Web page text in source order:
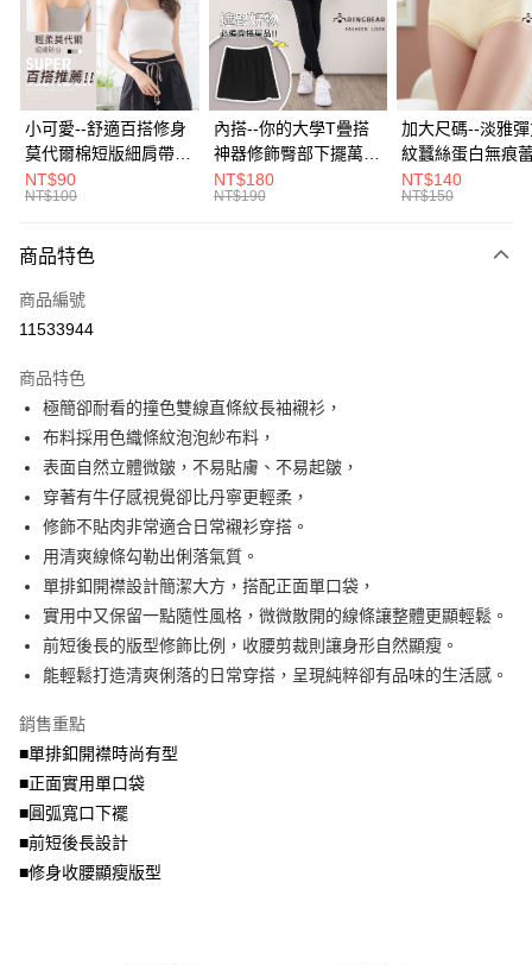
Apple Pay
街口支付
悠遊付
Google Pay
大哥付你分期
【大哥付你分期使用說明】
2.付款方式選擇「大哥付你分期」，訂單成立後會自動跳轉到大哥付的交易
流程，驗證手機門號後，選擇欲分期的期數、繳款截止日，確認付款後即完
3.實際核准額度、可分期數及費用金額請依後續交易確認頁面所載為準。
4.訂單成立30分鐘內，如未前往確認交易或遇審核未通過，訂單將自動取
消。如遇「轉專審核」未通過狀況，表示未達大哥付你分期系統評分，恕無
法說明評估內容。
1.分期款項不併入電信帳單，「大哥付你分期」於每月結算日後寄送繳費提
醒簡訊。
2.透過簡訊連結打開帳單後，可選擇「超商條碼／台灣大直營門市／銀行轉
帳／街口支付／iPASS MONEY」等通路繳費。
【注意事項】
用戶於交易時，得透過本服務購買商品或服務，並由商店將買賣／分期付款
買賣價金債權讓與本公司後，依約使用本公司帳單繳交帳款。
2.基於同意付款使用「大哥付你分期」之契約關係目的，商店將以您的個人
資料（包含姓名、電話或地址）提供予台灣大哥大進項蒐集、處理及利用，
3.完整用戶服務條款，請詳閱以下連結：
運送方式
全家取貨付款
每筆NT$70，滿NT$699(含以上)免運費
付款後全家取貨
7-11取貨付款
每筆NT$70，滿NT$799(含以上)免運費
付款後7-11取貨
每筆NT$70，滿NT$699(含以上)免運費
宅配
每筆NT$100，滿NT$1,000(含以上)免運費
小可愛--舒適百搭修身
莫代爾棉短版細肩帶素
色背心(白.黑.灰L-2L)-
U582眼圈熊中大尺碼
NT$90
NT$100
內搭--你的大學T疊搭
神器修飾臀部下擺萬用
內搭裙/遮臀裙(黑2L-
6L)-Q155眼圈熊中大
NT$180
NT$190
加大尺碼--淡雅
紋蠶絲蛋白無痕
角內褲(白.粉.藍.
3L)-L28眼圈熊中
NT$140
NT$150
商品特色
商品編號
11533944
商品特色
極簡卻耐看的撞色雙線直條紋長袖襯衫，
布料採用色織條紋泡泡紗布料，
表面自然立體微皺，不易貼膚、不易起皺，
穿著有牛仔感視覺卻比丹寧更輕柔，
修飾不貼肉非常適合日常襯衫穿搭。
用清爽線條勾勒出俐落氣質。
單排釦開襟設計簡潔大方，搭配正面單口袋，
實用中又保留一點隨性風格，微微散開的線條讓整體更顯輕鬆。
前短後長的版型修飾比例，收腰剪裁則讓身形自然顯瘦。
能輕鬆打造清爽俐落的日常穿搭，呈現純粹卻有品味的生活感。
銷售重點
■單排釦開襟時尚有型
■正面實用單口袋
■圓弧寬口下襬
■前短後長設計
■修身收腰顯瘦版型